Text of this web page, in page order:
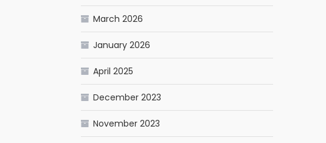
March 2026
January 2026
April 2025
December 2023
November 2023